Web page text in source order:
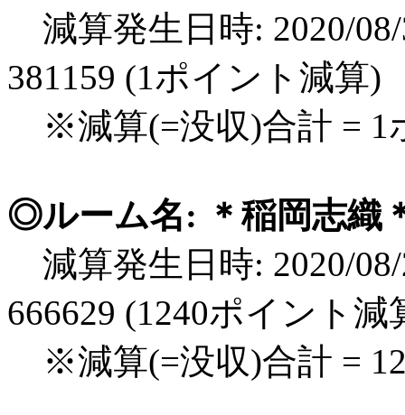
減算発生日時: 2020/
381159 (1ポイント減算)
※減算(=没収)合計 = 1
◎ルーム名: ＊稲岡志織
減算発生日時: 2020/
666629 (1240ポイント減
※減算(=没収)合計 =